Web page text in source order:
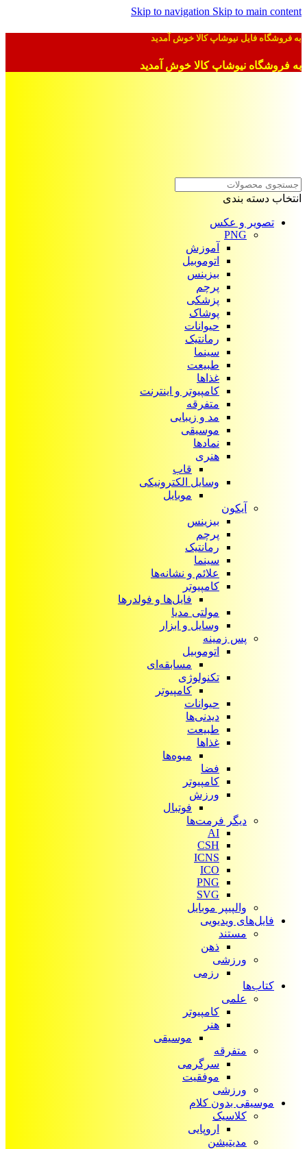
Skip to navigation Skip to main content
به فروشگاه فایل نیوشاپ کالا خوش آمدید
به فروشگاه نیوشاپ کالا خوش آمدید
انتخاب دسته بندی
تصویر و عکس
PNG
آموزش
اتوموبیل
بیزینس
پرچم
پزشکی
پوشاک
حیوانات
رمانتیک
سینما
طبیعت
غذاها
کامپیوتر و اینترنت
متفرقه
مد و زیبایی
موسیقی
نمادها
هنری
قاب
وسایل الکترونیکی
موبایل
آیکون‌
بیزینس
پرچم
رمانتیک
سینما
علائم و نشانه‌ها
کامپیوتر
فایل‌ها و فولدرها
مولتی مدیا
وسایل و ابزار
پس زمینه
اتوموبیل
مسابقه‌ای
تکنولوژی
کامپیوتر
حیوانات
دیدنی‌ها
طبیعت
غذاها
میوه‌ها
فضا
کامپیوتر
ورزش
فوتبال
دیگر فرمت‌ها
AI
CSH
ICNS
ICO
PNG
SVG
والپیپر موبایل
فایل‌های ویدیویی
مستند
ذهن
ورزشی
رزمی
کتاب‌ها
علمی
کامپیوتر
هنر
موسیقی
متفرقه
سرگرمی
موفقیت
ورزشی
موسیقی بدون کلام
کلاسیک
اروپایی
مدیتیشن